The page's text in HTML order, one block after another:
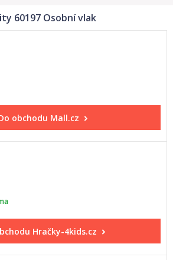
60197 Osobní vlak
obchodu Mall.cz
Hračky-4kids.cz